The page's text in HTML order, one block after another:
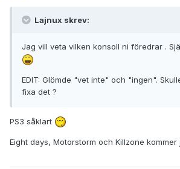
Lajnux skrev:
Jag vill veta vilken konsoll ni föredrar .
EDIT: Glömde "vet inte" och "ingen".
fixa det ?
PS3 såklart
Eight days, Motorstorm och Killzone kommer